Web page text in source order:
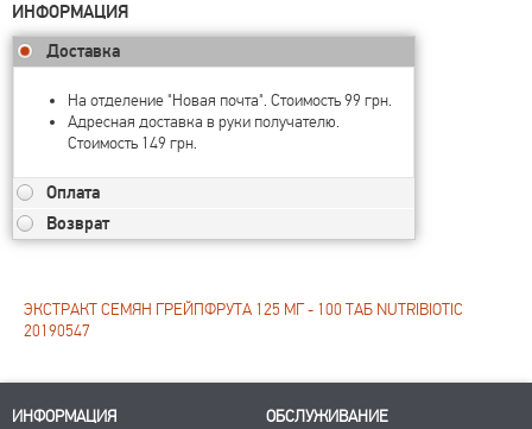
ИНФОРМАЦИЯ
Доставка
На отделение "Новая почта". Стоимость 99 грн.
Адресная доставка в руки получателю.
Стоимость 149 грн.
Оплата
Возврат
ЭКСТРАКТ СЕМЯН ГРЕЙПФРУТА 125 МГ - 100 ТАБ NUTRIBIOTIC
20190547
ИНФОРМАЦИЯ ОБСЛУЖИВАНИЕ